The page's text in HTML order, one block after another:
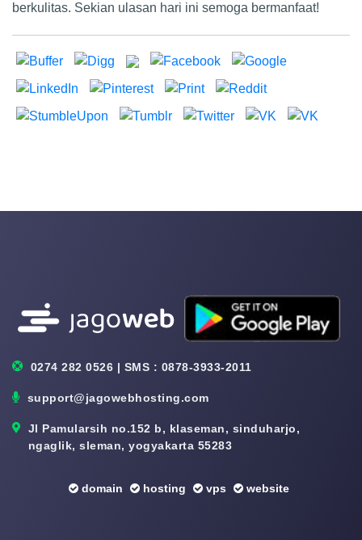
berkulitas. Sekian ulasan hari ini semoga bermanfaat!
0274 282 0526 | SMS : 0878-3933-2011
support@jagowebhosting.com
Jl Pamularsih no.152 b, klaseman, sinduharjo,
ngaglik, sleman, yogyakarta 55283
domain hosting vps website